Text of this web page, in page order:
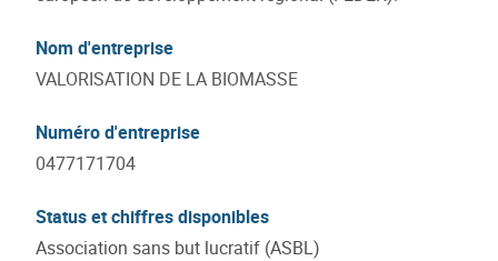
Nom d'entreprise
VALORISATION DE LA BIOMASSE
Numéro d'entreprise
0477171704
Status et chiffres disponibles
Association sans but lucratif (ASBL)